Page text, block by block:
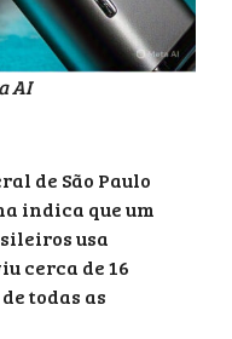
AI
de São Paulo
indica que um
usa
cerca de 16
todas as